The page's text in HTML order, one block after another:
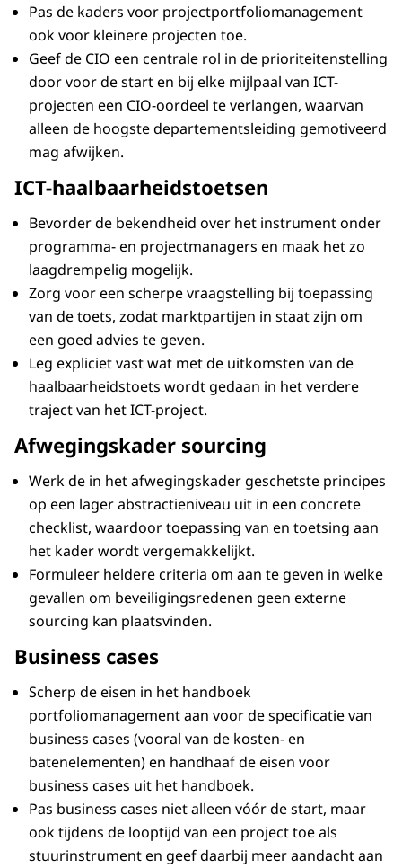
Pas de kaders voor projectportfoliomanagement
ook voor kleinere projecten toe.
Geef de CIO een centrale rol in de prioriteitenstelling
door voor de start en bij elke mijlpaal van ICT-
projecten een CIO-oordeel te verlangen, waarvan
alleen de hoogste departementsleiding gemotiveerd
mag afwijken.
ICT-haalbaarheidstoetsen
Bevorder de bekendheid over het instrument onder
programma- en projectmanagers en maak het zo
laagdrempelig mogelijk.
Zorg voor een scherpe vraagstelling bij toepassing
van de toets, zodat marktpartijen in staat zijn om
een goed advies te geven.
Leg expliciet vast wat met de uitkomsten van de
haalbaarheidstoets wordt gedaan in het verdere
traject van het ICT-project.
Afwegingskader sourcing
Werk de in het afwegingskader geschetste principes
op een lager abstractieniveau uit in een concrete
checklist, waardoor toepassing van en toetsing aan
het kader wordt vergemakkelijkt.
Formuleer heldere criteria om aan te geven in welke
gevallen om beveiligingsredenen geen externe
sourcing kan plaatsvinden.
Business cases
Scherp de eisen in het handboek
portfoliomanagement aan voor de specificatie van
business cases (vooral van de kosten- en
batenelementen) en handhaaf de eisen voor
business cases uit het handboek.
Pas business cases niet alleen vóór de start, maar
ook tijdens de looptijd van een project toe als
stuurinstrument en geef daarbij meer aandacht aan